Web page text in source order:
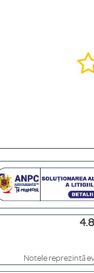
la care se adaugă
Pentru un
să le ferești de
Notele reprezintă